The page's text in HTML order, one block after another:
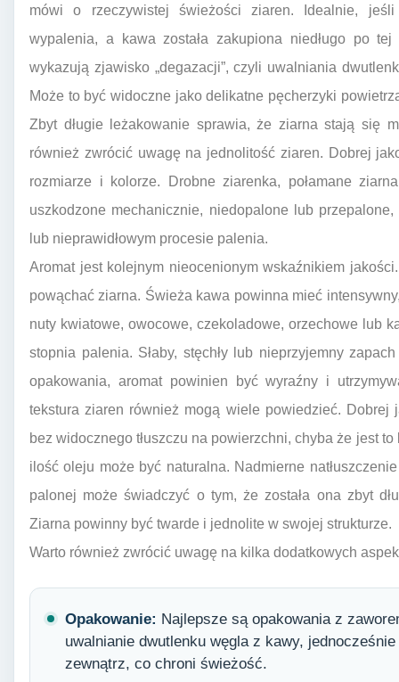
mówi o rzeczywistej świeżości ziaren. Idealnie,
wypalenia, a kawa została zakupiona niedługo po
wykazują zjawisko „degazacji”, czyli uwalniania
Może to być widoczne jako delikatne pęcherzyki
Zbyt długie leżakowanie sprawia, że ziarna stają się
również zwrócić uwagę na jednolitość ziaren. Dobrej
rozmiarze i kolorze. Drobne ziarenka, połamane
uszkodzone mechanicznie, niedopalone lub
lub nieprawidłowym procesie palenia.
Aromat jest kolejnym nieocenionym wskaźnikiem
powąchać ziarna. Świeża kawa powinna mieć
nuty kwiatowe, owocowe, czekoladowe, orzechowe lub
stopnia palenia. Słaby, stęchły lub nieprzyjemny
opakowania, aromat powinien być wyraźny i
tekstura ziaren również mogą wiele powiedzieć.
bez widocznego tłuszczu na powierzchni, chyba że jest
ilość oleju może być naturalna. Nadmierne
palonej może świadczyć o tym, że została ona zbyt
Ziarna powinny być twarde i jednolite w swojej strukturze.
Warto również zwrócić uwagę na kilka dodatkowych
Opakowanie: Najlepsze są opakowania z
uwalnianie dwutlenku węgla z kawy,
zewnątrz, co chroni świeżość.